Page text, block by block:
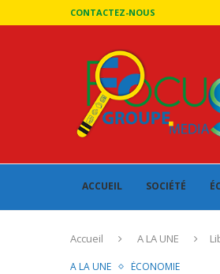
CONTACTEZ-NOUS
ACCUEIL SOCIÉTÉ
Accueil A LA UNE
A LA UNE ÉCONOMIE